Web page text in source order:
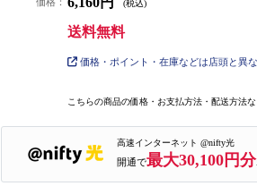
(税込)
送料無料
価格・ポイント・在庫などは店頭と異
こちらの商品の価格・お支払方法・配送方法
高速インターネット @nifty光
開通で最大30,100円分